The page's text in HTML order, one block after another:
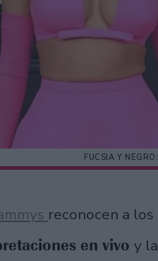
FUCSIA Y
reconocen a
en vivo y